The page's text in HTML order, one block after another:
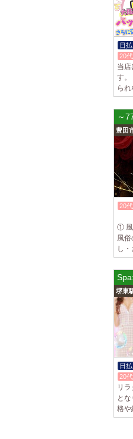
日
20
当店
す。
ら
～
豊田
20
① 風
風
し
堺東
日
20
リ
と
格